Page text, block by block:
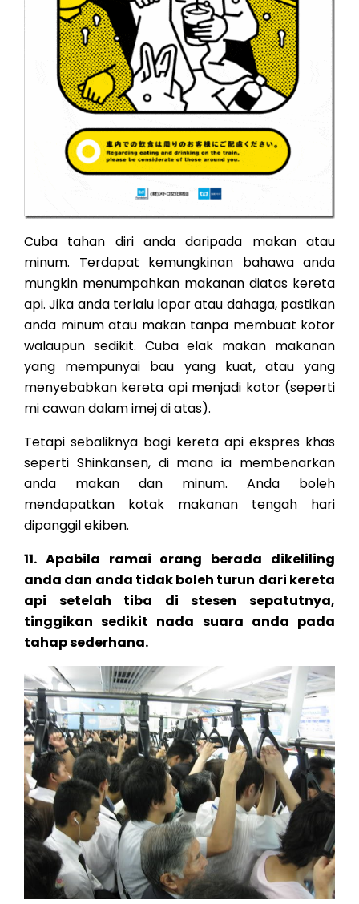
Cuba tahan diri anda daripada makan atau
minum. Terdapat kemungkinan bahawa anda
mungkin menumpahkan makanan diatas kereta
api. Jika anda terlalu lapar atau dahaga, pastikan
anda minum atau makan tanpa membuat kotor
walaupun sedikit. Cuba elak makan makanan
yang mempunyai bau yang kuat, atau yang
menyebabkan kereta api menjadi kotor (seperti
mi cawan dalam imej di atas).
Tetapi sebaliknya bagi kereta api ekspres khas
seperti Shinkansen, di mana ia membenarkan
anda makan dan minum. Anda boleh
mendapatkan kotak makanan tengah hari
dipanggil ekiben.
11. Apabila ramai orang berada dikeliling
anda dan anda tidak boleh turun dari kereta
api setelah tiba di stesen sepatutnya,
tinggikan sedikit nada suara anda pada
tahap sederhana.